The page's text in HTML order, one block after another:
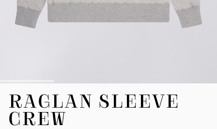
Anfang
Bildergalerie
springen
RAGLAN SLEEVE
CREW